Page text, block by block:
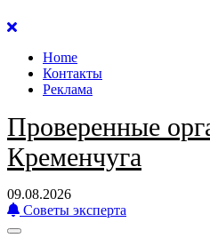
Перейти
содержанию
Home
Контакты
Реклама
Проверенные
Кременчуга
09.08.2026
Советы эксперта